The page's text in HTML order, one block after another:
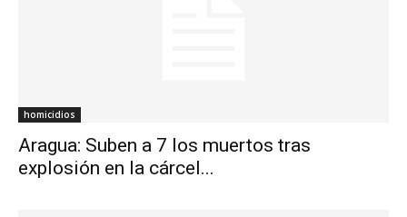
homicidios
Aragua: Suben a 7 los muertos tras
explosión en la cárcel...